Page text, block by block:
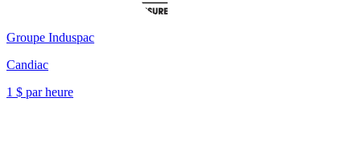
Groupe Induspac
Candiac
1 $ par heure